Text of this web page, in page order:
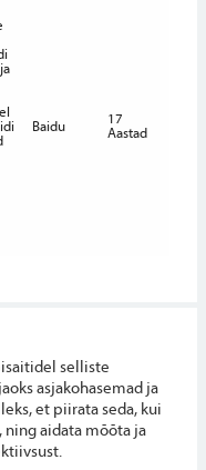
Baidu
17
Aastad
selliste
asjakohasemad ja
et piirata seda, kui
aidata mõõta ja